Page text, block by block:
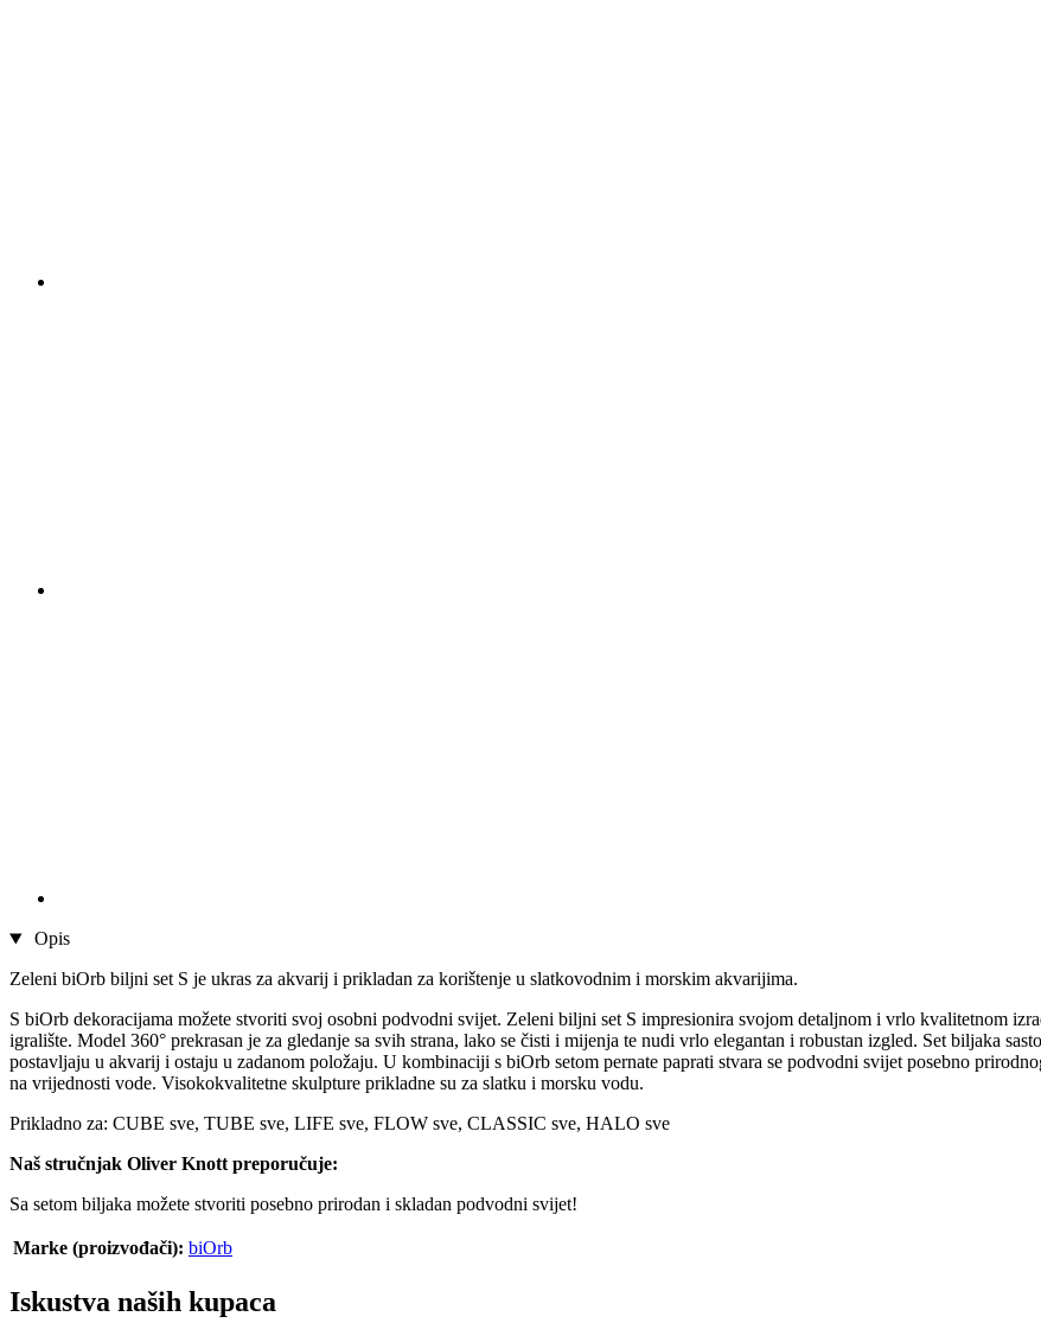
Opis
Zeleni biOrb biljni set S je ukras za akvarij i prikladan za korištenje u slatkovodnim i morskim akvarijima.
S biOrb dekoracijama možete stvoriti svoj osobni podvodni svijet. Zeleni biljni set S impresionira svojom detaljnom i vrlo kvalitetnom
igralište. Model 360° prekrasan je za gledanje sa svih strana, lako se čisti i mijenja te nudi vrlo elegantan i robustan izgled. Set biljaka
postavljaju u akvarij i ostaju u zadanom položaju. U kombinaciji s biOrb setom pernate paprati stvara se podvodni svijet posebno
na vrijednosti vode. Visokokvalitetne skulpture prikladne su za slatku i morsku vodu.
Prikladno za: CUBE sve, TUBE sve, LIFE sve, FLOW sve, CLASSIC sve, HALO sve
Naš stručnjak Oliver Knott preporučuje:
Sa setom biljaka možete stvoriti posebno prirodan i skladan podvodni svijet!
Marke (proizvođači): biOrb
Iskustva naših kupaca